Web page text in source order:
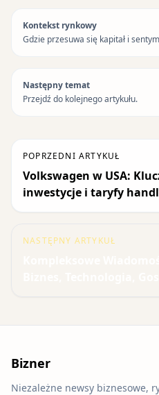
Kontekst rynkowy
Gdzie przesuwa się kapitał i
Następny temat
Przejdź do kolejnego artykułu.
POPRZEDNI ARTYKUŁ
Volkswagen w USA:
inwestycje i taryfy
NASTĘPNY ARTYKUŁ
Bizner
Niezależne newsy biznesowe,